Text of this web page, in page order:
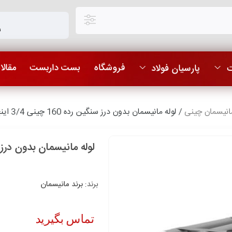
پارسیان فولاد فروشگاه بست داربست
چینی / لوله مانیسمان بدون درز سنگین رده 160 چینی 3/4 اینچ
لوله مانیسمان بدون درز سنگین
برند:برند مانیسمان
تماس بگیرید